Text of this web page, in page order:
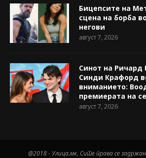
Бицепсите на
сцена на борба
негови
август 7, 2026
Синот на Ричард
Синди Крафорд
вниманието:
премиерата на
август 7, 2026
@2018 - Улица.мк. Сите права се